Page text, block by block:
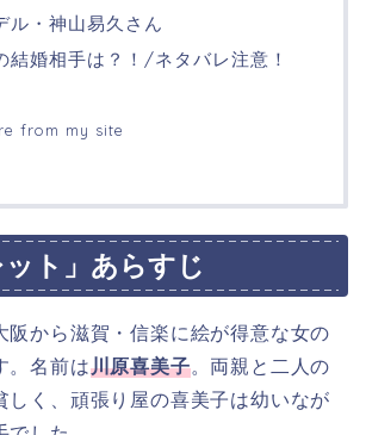
ル・神山易久さん
結婚相手は？！/ネタバレ注意！
from my site
ット」あらすじ
阪から滋賀・信楽に絵が得意な女の
。名前は川原喜美子。 両親と二人の
しく、頑張り屋の喜美子は幼いなが